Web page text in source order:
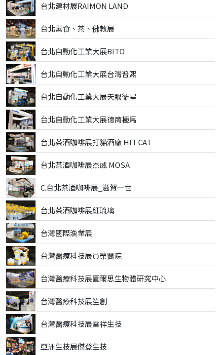
台北建材展RAIMON LAND
台北素食、茶、佛教展
台北自動化工業大展BITO
台北自動化工業大展台灣普熙
台北自動化工業大展天眼衛星
台北自動化工業大展德商極馬
台北茶酒咖啡展打貓酒廠 HIT CAT
台北茶酒咖啡展杰威 MOSA
C.台北茶酒咖啡展_滋賀一世
台北茶酒咖啡展紅琉璃
台灣國際漁業展
台灣醫療科技展員榮醫院
台灣醫療科技展圖爾思生物體研究中心
台灣醫療科技展笙創
台灣醫療科技展雷祥生技
亞洲生技展傑登生技